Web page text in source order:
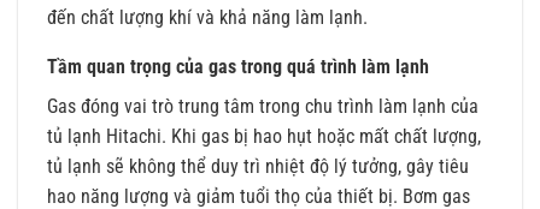
đến chất lượng khí và khả năng làm lạnh.
Tầm quan trọng của gas trong quá trình làm lạnh
Gas đóng vai trò trung tâm trong chu trình làm lạnh của
tủ lạnh Hitachi. Khi gas bị hao hụt hoặc mất chất lượng,
tủ lạnh sẽ không thể duy trì nhiệt độ lý tưởng, gây tiêu
hao năng lượng và giảm tuổi thọ của thiết bị. Bơm gas